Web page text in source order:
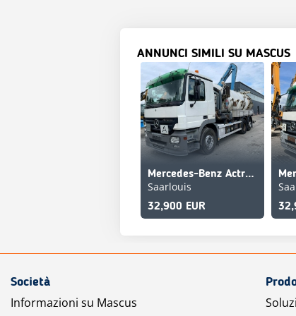
ANNUNCI SIMILI SU MASCUS
Mercedes-Benz Actros 2541
Saarlouis
32,900 EUR
Società
Informazioni su Mascus